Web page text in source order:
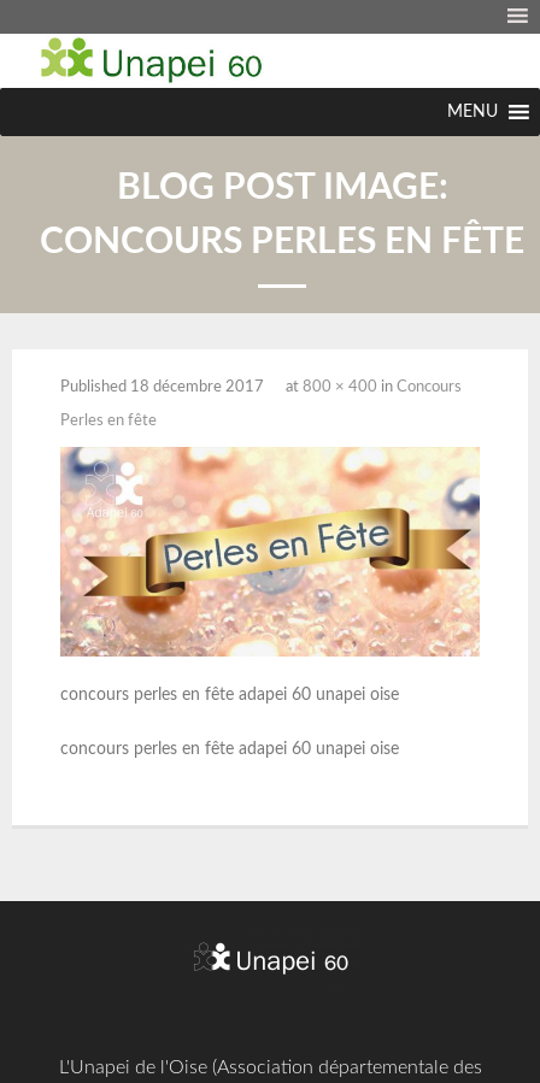
MENU
BLOG POST IMAGE:
CONCOURS PERLES EN FÊTE
Published 18 décembre 2017 at 800 × 400 in Concours
Perles en fête
concours perles en fête adapei 60 unapei oise
concours perles en fête adapei 60 unapei oise
L'Unapei de l'Oise (Association départementale des